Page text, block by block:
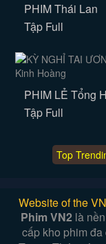
PHIM Thái Lan
Tập Full
PHIM LẺ Tổng
Tập Full
Top
Website of the
Phim VN2 là
cấp kho phim